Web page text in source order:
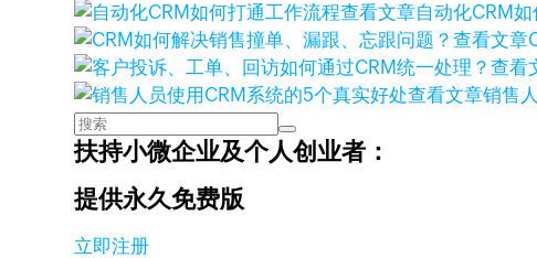
查看文章自动化CRM
查看文章
查看
查看文章销售
扶持小微企业及个人创业者：
提供永久免费版
立即注册